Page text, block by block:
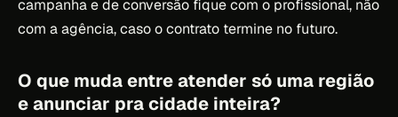
campanha e de conversão fique com o profissional, não
com a agência, caso o contrato termine no futuro.
O que muda entre atender só uma região
e anunciar pra cidade inteira?